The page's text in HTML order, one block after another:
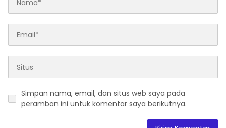
Simpan nama, email, dan situs web saya pada
peramban ini untuk komentar saya berikutnya.